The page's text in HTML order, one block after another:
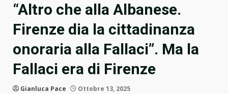
“Altro che alla Albanese.
Firenze dia la cittadinanza
onoraria alla Fallaci”. Ma la
Fallaci era di Firenze
Gianluca Pace Ottobre 13, 2025